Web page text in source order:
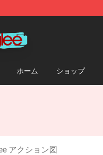
ホーム ショップ
アクション図